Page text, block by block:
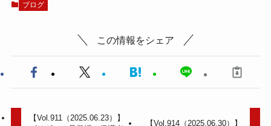
ブログ
この情報をシェア
【Vol.911（2025.06.23）】
【Vol.914（2025.06.30）】